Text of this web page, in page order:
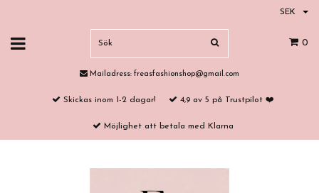
SEK
0
Mailadress: freasfashionshop@gmail.com
Skickas inom 1-2 dagar! 4,9 av 5 på Trustpilot ❤️
Möjlighet att betala med Klarna